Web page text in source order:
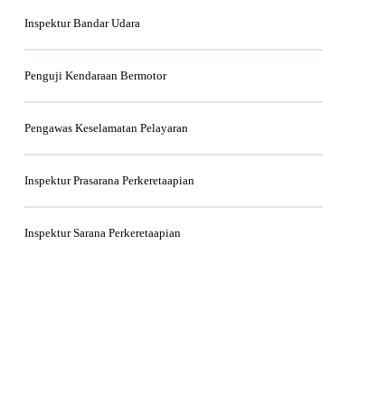
Inspektur Bandar Udara
Penguji Kendaraan Bermotor
Pengawas Keselamatan Pelayaran
Inspektur Prasarana Perkeretaapian
Inspektur Sarana Perkeretaapian